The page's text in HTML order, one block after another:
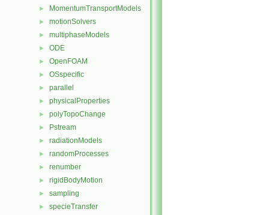
► MomentumTransportModels
► motionSolvers
► multiphaseModels
► ODE
► OpenFOAM
► OSspecific
► parallel
► physicalProperties
► polyTopoChange
► Pstream
► radiationModels
► randomProcesses
► renumber
► rigidBodyMotion
► sampling
► specieTransfer